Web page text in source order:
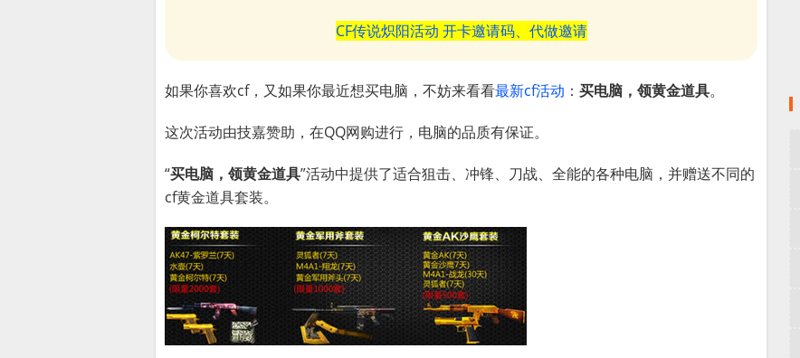
CF传说炽阳活动 开卡邀请码、代做邀请
如果你喜欢cf，又如果你最近想买电脑，不妨来看看最新cf活动 ： 买电脑，领黄金道具。
这次活动由技嘉赞助，在QQ网购进行，电脑的品质有保证。
“买电脑，领黄金道具”活动中提供了适合狙击、冲锋、刀战、全能的各种电脑，并赠送不同的
cf黄金道具套装。